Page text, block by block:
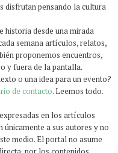
disfrutan pensando la cultura
historia desde una mirada
semana artículos, relatos,
proponemos encuentros,
y fuera de la pantalla.
o una idea para un evento?
de contacto. Leemos todo.
en los artículos
a sus autores y no
medio. El portal no asume